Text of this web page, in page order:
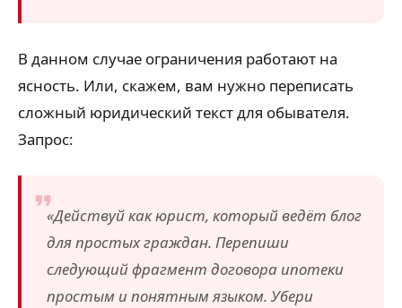
В данном случае ограничения работают на
ясность. Или, скажем, вам нужно переписать
сложный юридический текст для обывателя.
Запрос:
«Действуй как юрист, который ведёт блог
для простых граждан. Перепиши
следующий фрагмент договора ипотеки
простым и понятным языком. Убери